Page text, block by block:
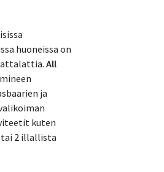
huoneissa on
All
ja
kuten
tai 2 illallista